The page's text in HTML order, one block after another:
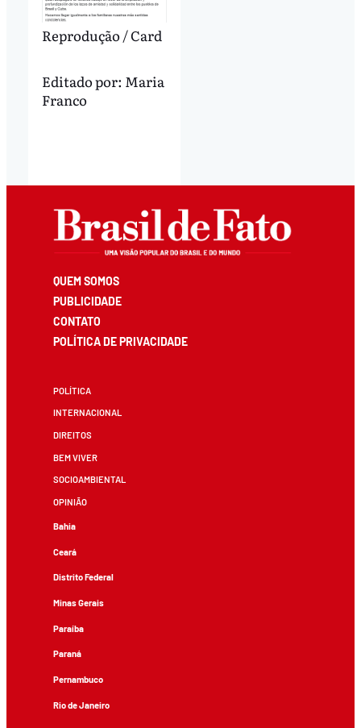
Reprodução / Card
Editado por: Maria
Franco
QUEM SOMOS
PUBLICIDADE
CONTATO
POLÍTICA DE PRIVACIDADE
POLÍTICA
INTERNACIONAL
DIREITOS
BEM VIVER
SOCIOAMBIENTAL
OPINIÃO
Bahia
Ceará
Distrito Federal
Minas Gerais
Paraíba
Paraná
Pernambuco
Rio de Janeiro